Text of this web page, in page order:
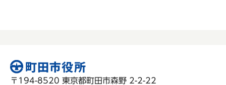
〒194-8520 東京都町田市森野 2-2-22